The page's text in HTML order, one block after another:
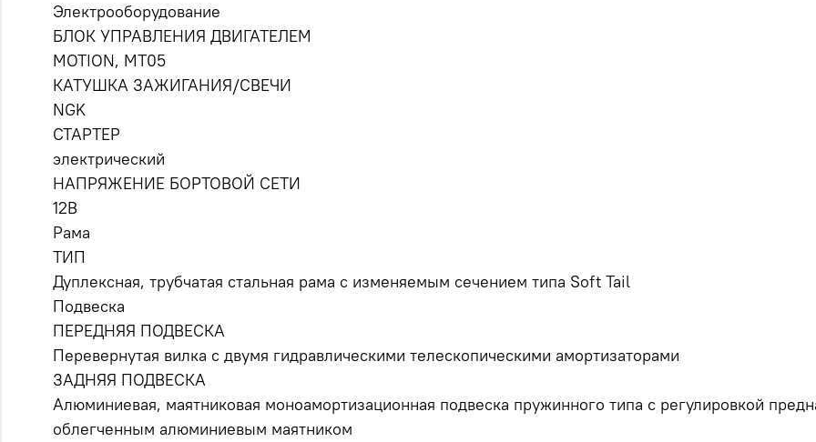
Электрооборудование
БЛОК УПРАВЛЕНИЯ ДВИГАТЕЛЕМ
MOTION, MT05
КАТУШКА ЗАЖИГАНИЯ/СВЕЧИ
NGK
СТАРТЕР
электрический
НАПРЯЖЕНИЕ БОРТОВОЙ СЕТИ
12В
Рама
ТИП
Дуплексная, трубчатая стальная рама с изменяемым сечением типа Soft Tail
Подвеска
ПЕРЕДНЯЯ ПОДВЕСКА
Перевернутая вилка с двумя гидравлическими телескопическими амортизаторами
ЗАДНЯЯ ПОДВЕСКА
Алюминиевая, маятниковая моноамортизационная подвеска пружинного типа с регулировкой
облегченным алюминиевым маятником